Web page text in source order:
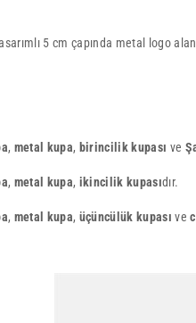
5 cm çapında metal logo
, metal kupa, birincilik kupası ve
, metal kupa, ikincilik kupasıdır.
, metal kupa, üçüncülük kupası ve